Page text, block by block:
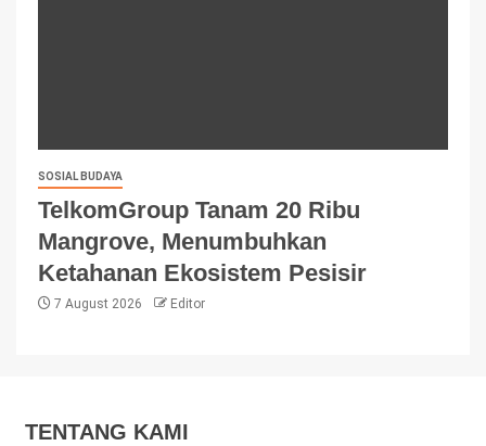
SOSIAL BUDAYA
TelkomGroup Tanam 20 Ribu
Mangrove, Menumbuhkan
Ketahanan Ekosistem Pesisir
7 August 2026 Editor
TENTANG KAMI